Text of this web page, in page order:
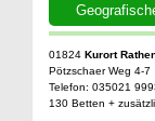
01824 Kurort
Pötzschaer Weg 4-7
Telefon: 035021
130 Betten +